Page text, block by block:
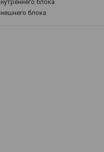
блока
блока